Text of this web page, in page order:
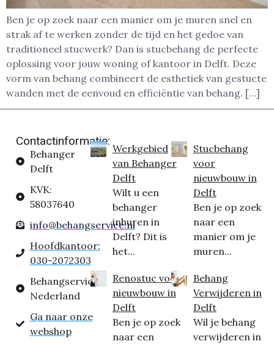
Ben je op zoek naar een manier om je muren snel en
strak af te werken zonder de tijd en het gedoe van
traditioneel stucwerk? Dan is stucbehang de perfecte
oplossing voor jouw woning of kantoor in Delft. Deze
vorm van behang combineert de esthetiek van gestucte
wanden met de eenvoud en efficiëntie van behang. […]
Contactinformatie:
Behanger
Delft
KVK:
58037640
info@behangservice.nl
Hoofdkantoor:
030-2072303
Behangservice
Nederland
Ga naar onze
webshop
Werkgebied
van Behanger
Delft
Wilt u een
behanger
inhuren in
Delft? Dit is
het...
Renostuc voor
nieuwbouw in
Delft
Ben je op zoek
naar een
Stucbehang
voor
nieuwbouw in
Delft
Ben je op zoek
naar een
manier om je
muren...
Behang
Verwijderen in
Delft
Wil je behang
verwijderen in